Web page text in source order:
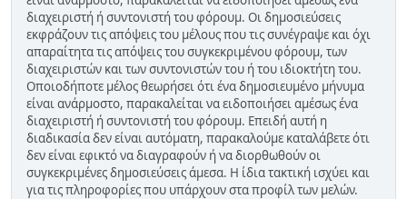
διαχειριστή ή συντονιστή του φόρουμ. Οι δημοσιεύσεις
εκφράζουν τις απόψεις του μέλους που τις συνέγραψε και όχι
απαραίτητα τις απόψεις του συγκεκριμένου φόρουμ, των
διαχειριστών και των συντονιστών του ή του ιδιοκτήτη του.
Οποιοδήποτε μέλος θεωρήσει ότι ένα δημοσιευμένο μήνυμα
είναι ανάρμοστο, παρακαλείται να ειδοποιήσει αμέσως ένα
διαχειριστή ή συντονιστή του φόρουμ. Επειδή αυτή η
διαδικασία δεν είναι αυτόματη, παρακαλούμε καταλάβετε ότι
δεν είναι εφικτό να διαγραφούν ή να διορθωθούν οι
συγκεκριμένες δημοσιεύσεις άμεσα. Η ίδια τακτική ισχύει και
για τις πληροφορίες που υπάρχουν στα προφίλ των μελών.